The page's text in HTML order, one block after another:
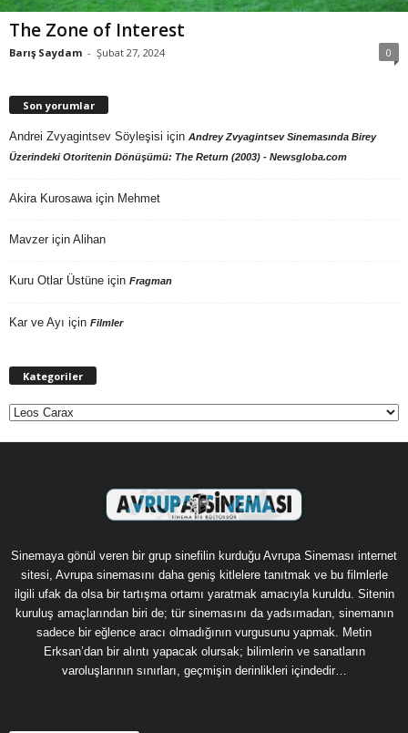
The Zone of Interest
Barış Saydam - Şubat 27, 2024 0
Son yorumlar
Andrei Zvyagintsev Söyleşisi için Andrey Zvyagintsev Sinemasında Birey
Üzerindeki Otoritenin Dönüşümü: The Return (2003) - Newsgloba.com
Akira Kurosawa için Mehmet
Mavzer için Alihan
Kuru Otlar Üstüne için Fragman
Kar ve Ayı için Filmler
Kategoriler
Kategoriler
Sinemaya gönül veren bir grup sinefilin kurduğu Avrupa Sineması internet
sitesi, Avrupa sinemasını daha geniş kitlelere tanıtmak ve bu filmlerle
ilgili ufak da olsa bir tartışma ortamı yaratmak amacıyla kuruldu. Sitenin
kuruluş amaçlarından biri de; tür sinemasını da yadsımadan, sinemanın
sadece bir eğlence aracı olmadığının vurgusunu yapmak. Metin
Erksan’dan bir alıntı yapacak olursak; bilimlerin ve sanatların
varoluşlarının sınırları, geçmişin derinlikleri içindedir…